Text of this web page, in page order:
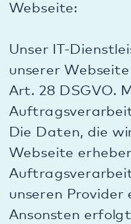
benutzt, den
personenbezogenen
Pseudonyms
Wir haben alle
vorgenommen, um
Pseudonymisierung
zu erreichen. Denn
einem
ausschließlich wie
Daher werden alle
Ziffern mit einem
192.168.xxx.xxx)